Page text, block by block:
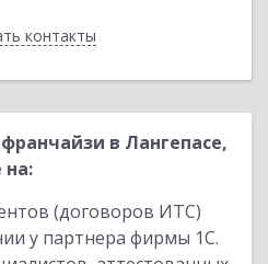
контакты
Назад
в Лангепасе,
на:
(договоров ИТС)
у партнера фирмы 1С.